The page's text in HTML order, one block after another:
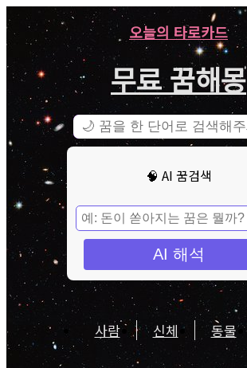
오늘의 타로카드
무료 꿈해몽
🧠 AI 꿈검색
AI 해석
사람 신체 동물